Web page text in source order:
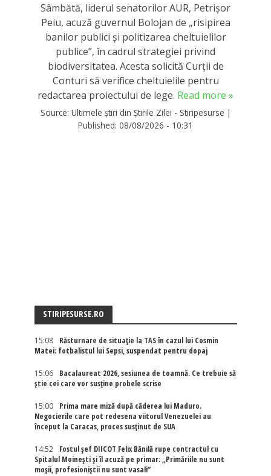
Sâmbătă, liderul senatorilor AUR, Petrișor
Peiu, acuză guvernul Bolojan de „risipirea
banilor publici și politizarea cheltuielilor
publice”, în cadrul strategiei privind
biodiversitatea. Acesta solicită Curții de
Conturi să verifice cheltuielile pentru
redactarea proiectului de lege. Read more »
Source: Ultimele știri din Știrile Zilei - Stiripesurse |
Published: 08/08/2026 - 10:31
STIRIPESURSE.RO
15:08
Răsturnare de situație la TAS în cazul lui Cosmin
Matei: fotbalistul lui Sepsi, suspendat pentru dopaj
15:06
Bacalaureat 2026, sesiunea de toamnă. Ce trebuie să
știe cei care vor susține probele scrise
15:00
Prima mare miză după căderea lui Maduro.
Negocierile care pot redesena viitorul Venezuelei au
început la Caracas, proces susținut de SUA
14:52
Fostul șef DIICOT Felix Bănilă rupe contractul cu
Spitalul Moinești și îl acuză pe primar: „Primăriile nu sunt
moșii, profesioniștii nu sunt vasali”